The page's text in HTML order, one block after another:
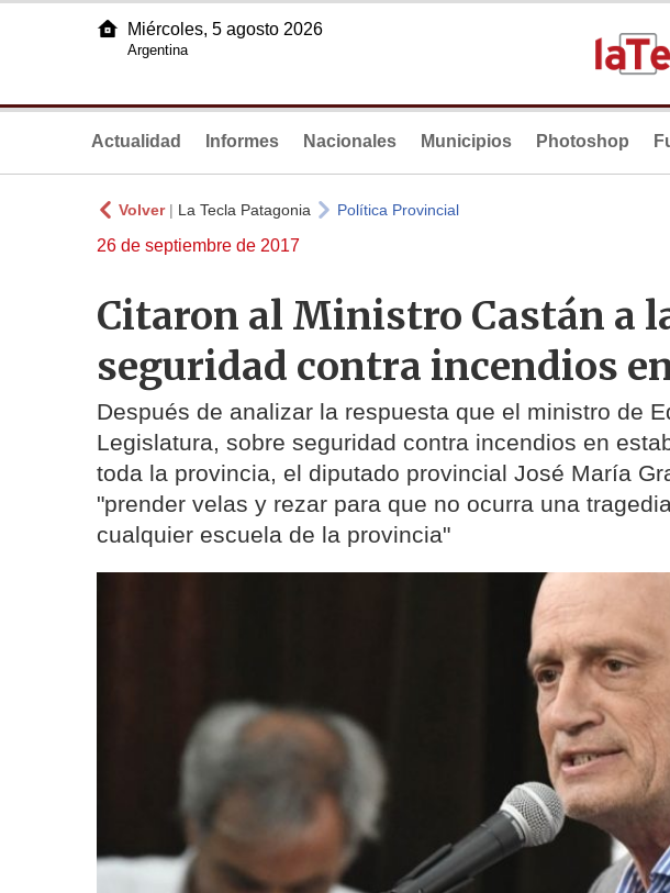
Miércoles, 5 agosto 2026
Argentina
Actualidad Informes Nacionales Municipios Photoshop
Volver| La Tecla Patagonia Política Provincial
26 de septiembre de 2017
Citaron al Ministro Castán a
seguridad contra incendios
Después de analizar la respuesta que el ministro de
Legislatura, sobre seguridad contra incendios en
toda la provincia, el diputado provincial José María
"prender velas y rezar para que no ocurra una
cualquier escuela de la provincia"